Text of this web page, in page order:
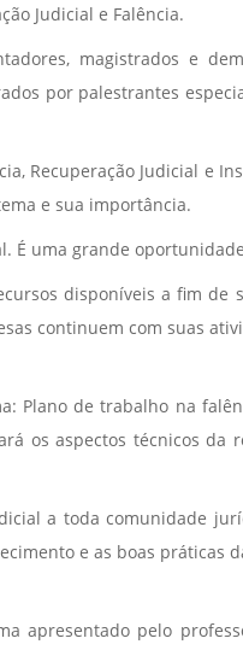
Judicial e Falência.
magistrados e
por palestrantes
Recuperação Judicial e
e sua importância.
uma grande
disponíveis a fim de
continuem com suas
Plano de trabalho na
os aspectos técnicos
a toda comunidade
e as boas práticas
apresentado pelo